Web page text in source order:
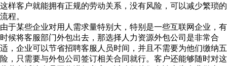
这样客户就能拥有正规的劳动关系，没有风险，可以减少繁琐的
流程。
由于某些企业对用人需求量特别大，特别是一些互联网企业，有
时候将客服部门外包出去，那选择人力资源外包公司是非常合
适，企业可以节省招聘客服人员时间，并且不需要为他们缴纳五
险，只需要与外包公司签订相关合同就行。客户还能够随时对这